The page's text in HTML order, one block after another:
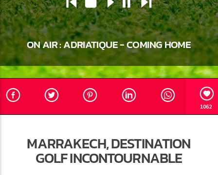
Radio Marrakech
ON AIR :ADRIATIQUE - COMING HOME
1062
MARRAKECH, DESTINATION
GOLF INCONTOURNABLE